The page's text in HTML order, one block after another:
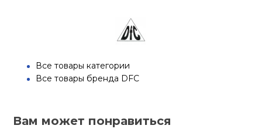
Все товары категории
Все товары бренда DFC
Вам может понравиться